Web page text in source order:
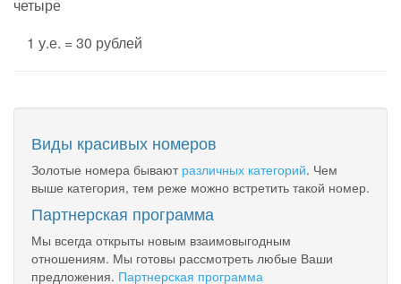
четыре
1 у.е. = 30 рублей
Виды красивых номеров
Золотые номера бывают различных категорий. Чем
выше категория, тем реже можно встретить такой номер.
Партнерская программа
Мы всегда открыты новым взаимовыгодным
отношениям. Мы готовы рассмотреть любые Ваши
предложения. Партнерская программа